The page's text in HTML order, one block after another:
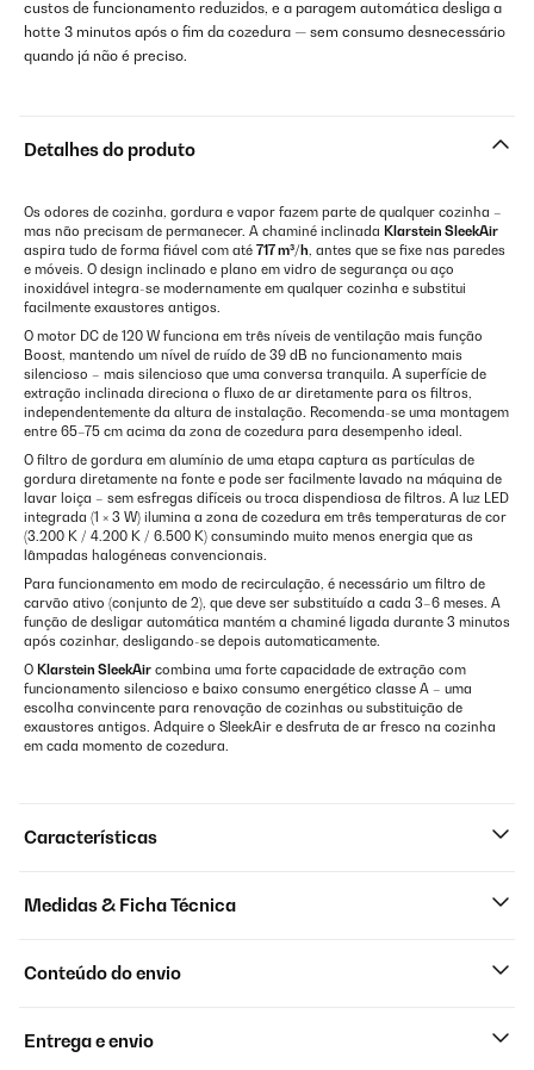
custos de funcionamento reduzidos, e a paragem automática desliga a
hotte 3 minutos após o fim da cozedura — sem consumo desnecessário
quando já não é preciso.
Detalhes do produto
Os odores de cozinha, gordura e vapor fazem parte de qualquer cozinha –
mas não precisam de permanecer. A chaminé inclinada Klarstein SleekAir
aspira tudo de forma fiável com até 717 m³/h, antes que se fixe nas paredes
e móveis. O design inclinado e plano em vidro de segurança ou aço
inoxidável integra-se modernamente em qualquer cozinha e substitui
facilmente exaustores antigos.
O motor DC de 120 W funciona em três níveis de ventilação mais função
Boost, mantendo um nível de ruído de 39 dB no funcionamento mais
silencioso – mais silencioso que uma conversa tranquila. A superfície de
extração inclinada direciona o fluxo de ar diretamente para os filtros,
independentemente da altura de instalação. Recomenda-se uma montagem
entre 65–75 cm acima da zona de cozedura para desempenho ideal.
O filtro de gordura em alumínio de uma etapa captura as partículas de
gordura diretamente na fonte e pode ser facilmente lavado na máquina de
lavar loiça – sem esfregas difíceis ou troca dispendiosa de filtros. A luz LED
integrada (1 × 3 W) ilumina a zona de cozedura em três temperaturas de cor
(3.200 K / 4.200 K / 6.500 K) consumindo muito menos energia que as
lâmpadas halogéneas convencionais.
Para funcionamento em modo de recirculação, é necessário um filtro de
carvão ativo (conjunto de 2), que deve ser substituído a cada 3–6 meses. A
função de desligar automática mantém a chaminé ligada durante 3 minutos
após cozinhar, desligando-se depois automaticamente.
O Klarstein SleekAir combina uma forte capacidade de extração com
funcionamento silencioso e baixo consumo energético classe A – uma
escolha convincente para renovação de cozinhas ou substituição de
exaustores antigos. Adquire o SleekAir e desfruta de ar fresco na cozinha
em cada momento de cozedura.
Características
Medidas & Ficha Técnica
Conteúdo do envio
Entrega e envio